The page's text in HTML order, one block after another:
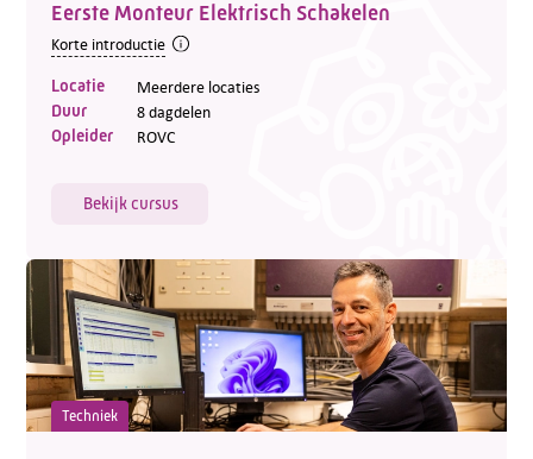
Eerste Monteur Elektrisch Schakelen
Korte introductie
Locatie Meerdere locaties
Duur 8 dagdelen
Opleider ROVC
Bekijk cursus
Techniek